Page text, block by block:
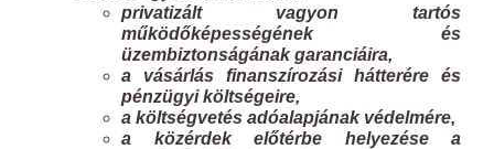
privatizált vagyon tartós
működőképességének és
üzembiztonságának garanciáira,
a vásárlás finanszírozási hátterére és
pénzügyi költségeire,
a költségvetés adóalapjának védelmére,
a közérdek előtérbe helyezése a